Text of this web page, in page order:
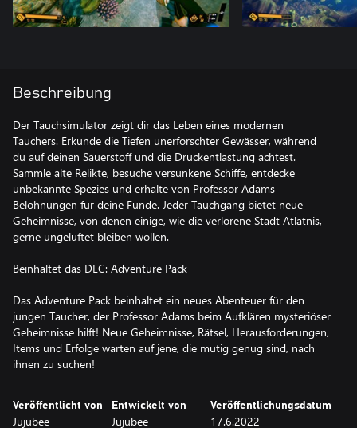
Beschreibung
Der Tauchsimulator zeigt dir das Leben eines modernen
Tauchers. Erkunde die Tiefen unerforschter Gewässer, während
du auf deinen Sauerstoff und die Druckentlastung achtest.
Sammle alte Relikte, besuche versunkene Schiffe, entdecke
unbekannte Spezies und erhalte von Professor Adams
Belohnungen für deine Funde. Jeder Tauchgang bietet neue
Geheimnisse, von denen einige, wie die verlorene Stadt Atlatnis,
gerne ungelüftet bleiben wollen.
Beinhaltet das DLC: Adventure Pack
Das Adventure Pack beinhaltet ein neues Abenteuer für den
jungen Taucher, der Professor Adams beim Aufklären mysteriöser
Geheimnisse hilft! Neue Geheimnisse, Rätsel, Herausforderungen,
Items und Erfolge warten auf jene, die mutig genug sind, nach
ihnen zu suchen!
Veröffentlicht von
Jujubee
Entwickelt von
Jujubee
Veröffentlichungsdatum
17.6.2022